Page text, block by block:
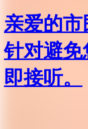
亲爱的
针对避
即接听。